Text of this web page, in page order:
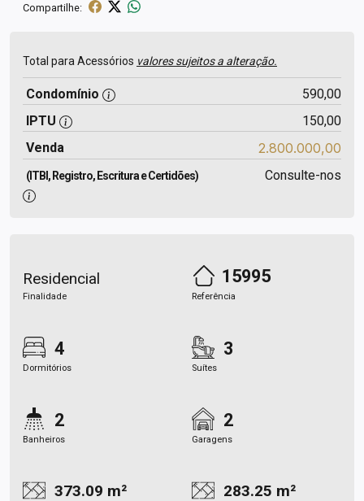
Compartilhe:
Total para Acessórios valores sujeitos a alteração.
Condomínio
590,00
IPTU
150,00
Venda
2.800.000,00
(ITBI, Registro, Escritura e Certidões) Consulte-nos
Residencial
Finalidade
15995
Referência
4
Dormitórios
3
Suítes
2
Banheiros
2
Garagens
373.09 m² 283.25 m²